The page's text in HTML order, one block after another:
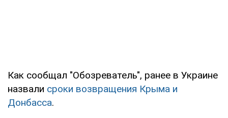
Как сообщал "Обозреватель", ранее в Украине
назвали сроки возвращения Крыма и
Донбасса.